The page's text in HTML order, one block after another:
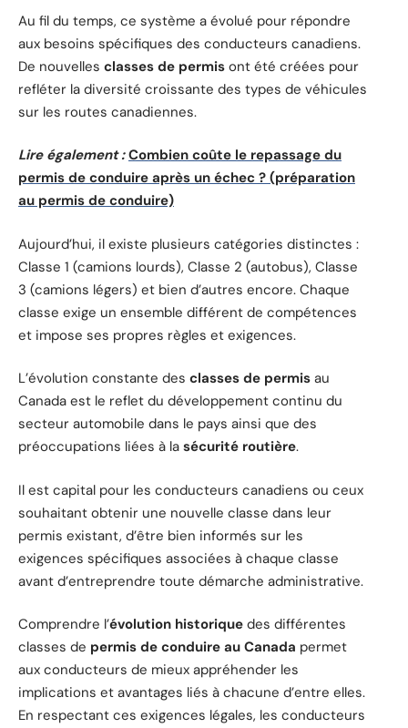
Au fil du temps, ce système a évolué pour répondre
aux besoins spécifiques des conducteurs canadiens.
De nouvelles classes de permis ont été créées pour
refléter la diversité croissante des types de véhicules
sur les routes canadiennes.
Lire également : Combien coûte le repassage du
permis de conduire après un échec ? (préparation
au permis de conduire)
Aujourd’hui, il existe plusieurs catégories distinctes :
Classe 1 (camions lourds), Classe 2 (autobus), Classe
3 (camions légers) et bien d’autres encore. Chaque
classe exige un ensemble différent de compétences
et impose ses propres règles et exigences.
L’évolution constante des classes de permis au
Canada est le reflet du développement continu du
secteur automobile dans le pays ainsi que des
préoccupations liées à la sécurité routière.
Il est capital pour les conducteurs canadiens ou ceux
souhaitant obtenir une nouvelle classe dans leur
permis existant, d’être bien informés sur les
exigences spécifiques associées à chaque classe
avant d’entreprendre toute démarche administrative.
Comprendre l’évolution historique des différentes
classes de permis de conduire au Canada permet
aux conducteurs de mieux appréhender les
implications et avantages liés à chacune d’entre elles.
En respectant ces exigences légales, les conducteurs